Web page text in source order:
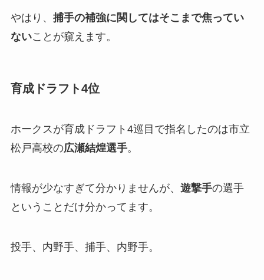
やはり、 捕手の補強に関してはそこまで焦ってい
ないことが窺えます。
育成ドラフト4位
ホークスが育成ドラフト4巡目で指名したのは市立
松戸高校の広瀬結煌選手。
情報が少なすぎて分かりませんが、 遊撃手の選手
ということだけ分かってます。
投手、内野手、捕手、内野手。